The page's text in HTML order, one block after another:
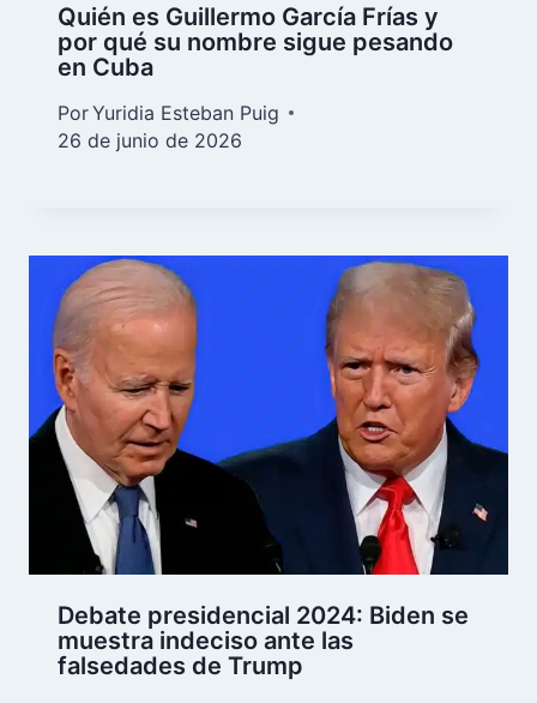
Quién es Guillermo García Frías y
por qué su nombre sigue pesando
en Cuba
PorYuridia Esteban Puig
26 de junio de 2026
Debate presidencial 2024: Biden se
muestra indeciso ante las
falsedades de Trump